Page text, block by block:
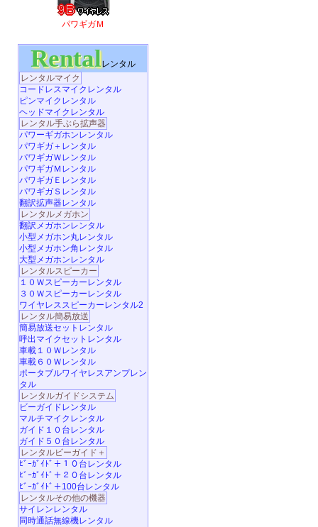
パワギガＭ
Rentalレンタル
レンタルマイク
コードレスマイクレンタル
ピンマイクレンタル
ヘッドマイクレンタル
レンタル手ぶら拡声器
パワーギガホンレンタル
パワギガ＋レンタル
パワギガＷレンタル
パワギガＭレンタル
パワギガＥレンタル
パワギガＳレンタル
翻訳拡声器レンタル
レンタルメガホン
翻訳メガホンレンタル
小型メガホン丸レンタル
小型メガホン角レンタル
大型メガホンレンタル
レンタルスピーカー
１０Ｗスピーカーレンタル
３０Ｗスピーカーレンタル
ワイヤレススピーカーレンタル2
レンタル簡易放送
簡易放送セットレンタル
呼出マイクセットレンタル
車載１０Ｗレンタル
車載６０Ｗレンタル
ポータブルワイヤレスアンプレン
タル
レンタルガイドシステム
ビーガイドレンタル
マルチマイクレンタル
ガイド１０台レンタル
ガイド５０台レンタル
レンタルビーガイド＋
ﾋﾞｰｶﾞｲﾄﾞ＋１０台レンタル
ﾋﾞｰｶﾞｲﾄﾞ＋２０台レンタル
ﾋﾞｰｶﾞｲﾄﾞ＋100台レンタル
レンタルその他の機器
サイレンレンタル
同時通話無線機レンタル